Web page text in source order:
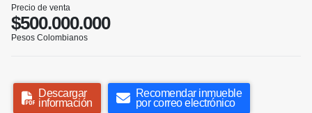
Precio de venta
$500.000.000
Pesos Colombianos
Descargar
información
Recomendar inmueble
por correo electrónico